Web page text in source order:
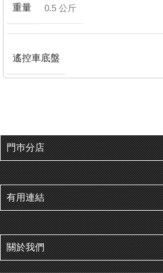
重量 0.5 公斤
遙控車底盤
門巿分店
有用連結
關於我們